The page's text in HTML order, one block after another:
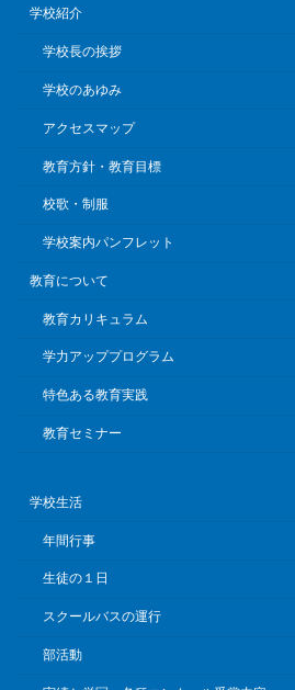
学校紹介
学校長の挨拶
学校のあゆみ
アクセスマップ
教育方針・教育目標
校歌・制服
学校案内パンフレット
教育について
教育カリキュラム
学力アッププログラム
特色ある教育実践
教育セミナー
学校生活
年間行事
生徒の１日
スクールバスの運行
部活動